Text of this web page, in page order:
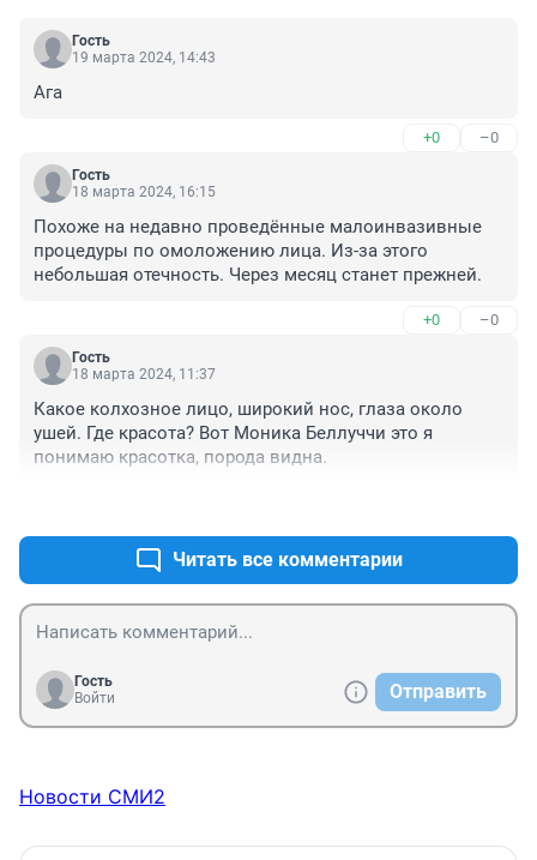
Гость
19 марта 2024, 14:43
Ага
+0 –0
Гость
18 марта 2024, 16:15
Похоже на недавно проведённые малоинвазивные
процедуры по омоложению лица. Из-за этого
небольшая отечность. Через месяц станет прежней.
+0 –0
Гость
18 марта 2024, 11:37
Какое колхозное лицо, широкий нос, глаза около
ушей. Где красота? Вот Моника Беллуччи это я
понимаю красотка, порода видна.
Читать все комментарии
Гость
Войти
Отправить
Новости СМИ2